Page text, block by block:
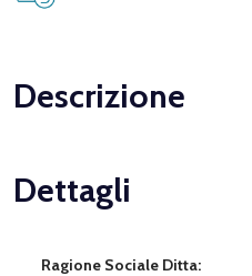
Descrizione
Dettagli
Ragione Sociale Ditta: